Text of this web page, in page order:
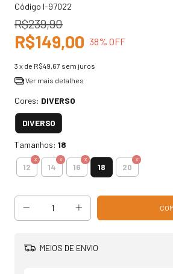
Código I-97022
R$239,90
R$149,00 38% OFF
3 x de R$49,67 sem juros
Ver mais detalhes
Cores: DIVERSO
DIVERSO
Tamanhos: 18
12 14 16 18 20
MEIOS DE ENVIO